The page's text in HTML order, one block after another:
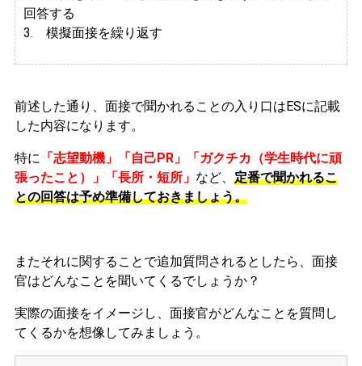
回答する
3. 模擬面接を繰り返す
前述した通り、面接で聞かれることの入り口はESに記載
した内容になります。
特に 「志望動機」「自己PR」「ガクチカ（学生時代に頑
張ったこと）」「長所・短所」 など、 定番で聞かれるこ
との回答は予め準備しておきましょう。
またそれに関することで追加質問されるとしたら、面接
官はどんなことを聞いてくるでしょうか？
実際の面接をイメージし、面接官がどんなことを質問し
てくるかを想像してみましょう。